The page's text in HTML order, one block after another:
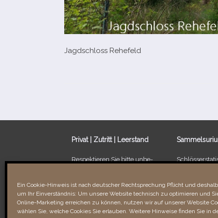
Ein Cookie-Hinweis ist nach deutscher Rechtsprechung Pflicht und
um Ihr Einverständnis: Um unsere Website technisch zu optimieren und
Online-Marketing erreichen zu können, nutzen wir auf unserer Website
wählen Sie, welche Cookies Sie erlauben. Weitere Hinweise finden Sie in
Jagdschloss Rehefeld
Privat | Zutritt | Leerstand
Respektieren Sie bitte unbe­
Verbotsschilder. Unbefugtes
Betreten kann recht­li­che
Folgen für Sie haben!
Ein Schloss
Links &